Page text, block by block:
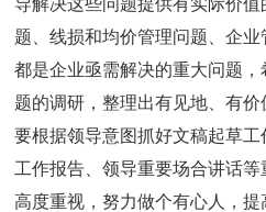
导解决这些问题提供有实际价
题、线损和均价管理问题、企
都是企业亟需解决的重大问题
题的调研，整理出有见地、有价
要根据领导意图抓好文稿起草工
工作报告、领导重要场合讲话
高度重视，努力做个有心人，